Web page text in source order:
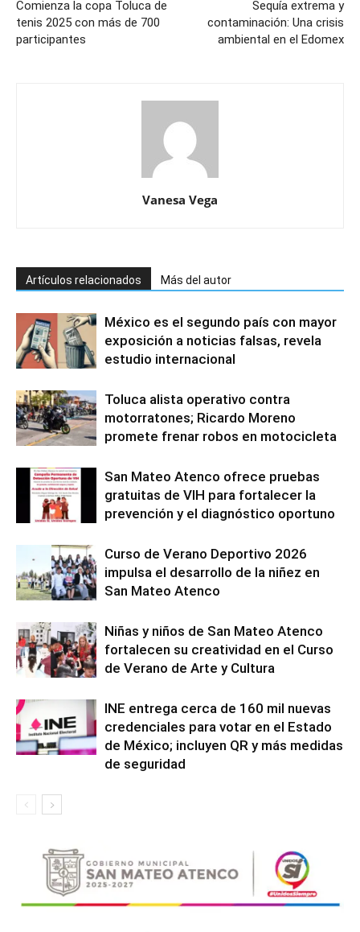
Comienza la copa Toluca de
tenis 2025 con más de 700
participantes
Sequía extrema y
contaminación: Una crisis
ambiental en el Edomex
Vanesa Vega
Artículos relacionados Más del autor
México es el segundo país con mayor
exposición a noticias falsas, revela
estudio internacional
Toluca alista operativo contra
motorratones; Ricardo Moreno
promete frenar robos en motocicleta
San Mateo Atenco ofrece pruebas
gratuitas de VIH para fortalecer la
prevención y el diagnóstico oportuno
Curso de Verano Deportivo 2026
impulsa el desarrollo de la niñez en
San Mateo Atenco
Niñas y niños de San Mateo Atenco
fortalecen su creatividad en el Curso
de Verano de Arte y Cultura
INE entrega cerca de 160 mil nuevas
credenciales para votar en el Estado
de México; incluyen QR y más medidas
de seguridad